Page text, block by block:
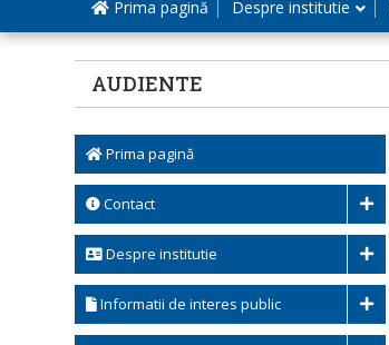
Prima pagină Despre institutie
AUDIENTE
Prima pagină
Contact
Despre institutie
Informatii de interes public